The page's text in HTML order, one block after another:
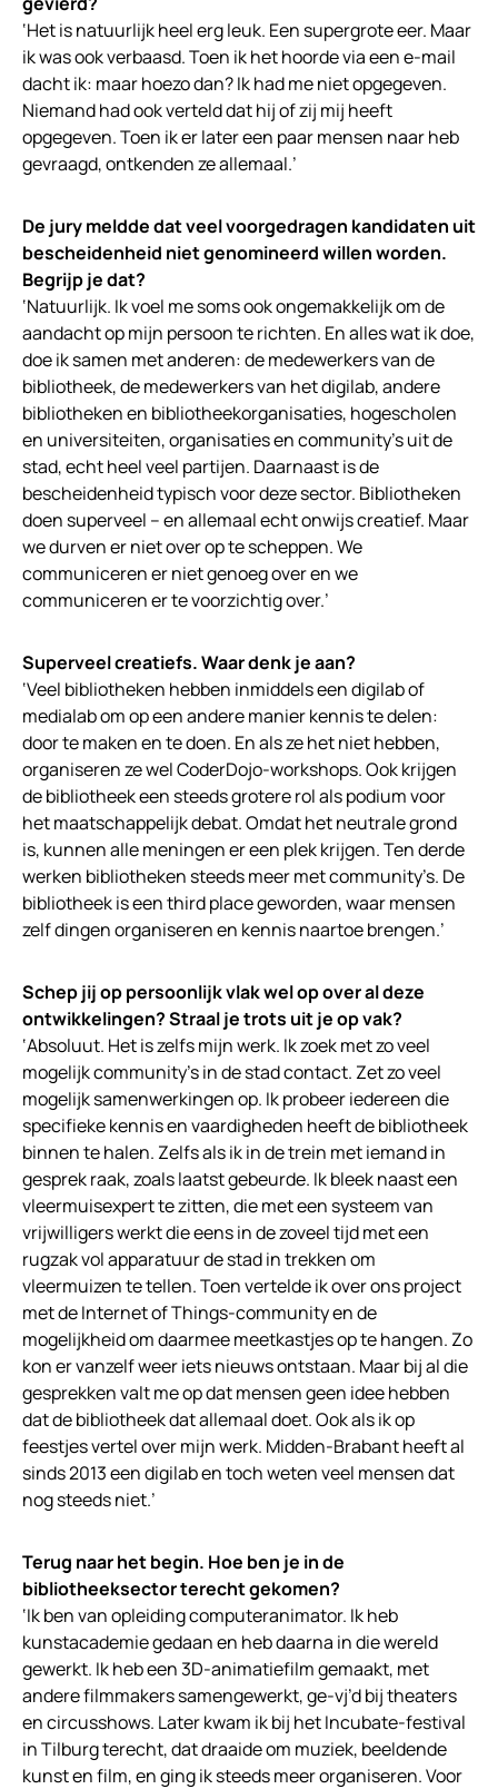
‘Het is natuurlijk heel erg leuk. Een supergrote eer. Maar
ik was ook verbaasd. Toen ik het hoorde via een e-mail
dacht ik: maar hoezo dan? Ik had me niet opgegeven.
Niemand had ook verteld dat hij of zij mij heeft
opgegeven. Toen ik er later een paar mensen naar heb
gevraagd, ontkenden ze allemaal.’
De jury meldde dat veel voorgedragen kandidaten uit
bescheidenheid niet genomineerd willen worden.
Begrijp je dat?
‘Natuurlijk. Ik voel me soms ook ongemakkelijk om de
aandacht op mijn persoon te richten. En alles wat ik doe,
doe ik samen met anderen: de medewerkers van de
bibliotheek, de medewerkers van het digilab, andere
bibliotheken en bibliotheekorganisaties, hogescholen
en universiteiten, organisaties en community’s uit de
stad, echt heel veel partijen. Daarnaast is de
bescheidenheid typisch voor deze sector. Bibliotheken
doen superveel – en allemaal echt onwijs creatief. Maar
we durven er niet over op te scheppen. We
communiceren er niet genoeg over en we
communiceren er te voorzichtig over.’
Superveel creatiefs. Waar denk je aan?
‘Veel bibliotheken hebben inmiddels een digilab of
medialab om op een andere manier kennis te delen:
door te maken en te doen. En als ze het niet hebben,
organiseren ze wel CoderDojo-workshops. Ook krijgen
de bibliotheek een steeds grotere rol als podium voor
het maatschappelijk debat. Omdat het neutrale grond
is, kunnen alle meningen er een plek krijgen. Ten derde
werken bibliotheken steeds meer met community’s. De
bibliotheek is een third place geworden, waar mensen
zelf dingen organiseren en kennis naartoe brengen.’
Schep jij op persoonlijk vlak wel op over al deze
ontwikkelingen? Straal je trots uit je op vak?
‘Absoluut. Het is zelfs mijn werk. Ik zoek met zo veel
mogelijk community’s in de stad contact. Zet zo veel
mogelijk samenwerkingen op. Ik probeer iedereen die
specifieke kennis en vaardigheden heeft de bibliotheek
binnen te halen. Zelfs als ik in de trein met iemand in
gesprek raak, zoals laatst gebeurde. Ik bleek naast een
vleermuisexpert te zitten, die met een systeem van
vrijwilligers werkt die eens in de zoveel tijd met een
rugzak vol apparatuur de stad in trekken om
vleermuizen te tellen. Toen vertelde ik over ons project
met de Internet of Things-community en de
mogelijkheid om daarmee meetkastjes op te hangen. Zo
kon er vanzelf weer iets nieuws ontstaan. Maar bij al die
gesprekken valt me op dat mensen geen idee hebben
dat de bibliotheek dat allemaal doet. Ook als ik op
feestjes vertel over mijn werk. Midden-Brabant heeft al
sinds 2013 een digilab en toch weten veel mensen dat
nog steeds niet.’
Terug naar het begin. Hoe ben je in de
bibliotheeksector terecht gekomen?
‘Ik ben van opleiding computeranimator. Ik heb
kunstacademie gedaan en heb daarna in die wereld
gewerkt. Ik heb een 3D-animatiefilm gemaakt, met
andere filmmakers samengewerkt, ge-vj’d bij theaters
en circusshows. Later kwam ik bij het Incubate-festival
in Tilburg terecht, dat draaide om muziek, beeldende
kunst en film, en ging ik steeds meer organiseren. Voor